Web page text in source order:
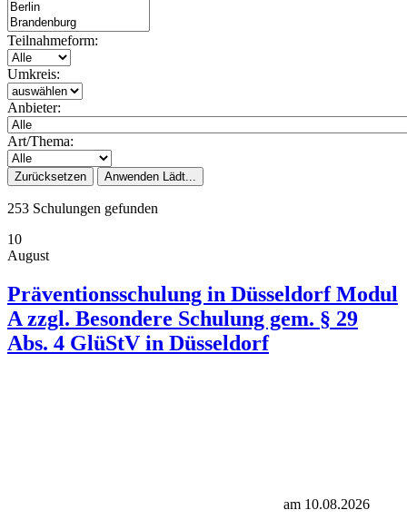
Teilnahmeform:
Umkreis:
Anbieter:
Art/Thema:
Zurücksetzen Anwenden Lädt...
253 Schulungen gefunden
10
August
Präventionsschulung in Düsseldorf Modul
A zzgl. Besondere Schulung gem. § 29
Abs. 4 GlüStV in Düsseldorf
am 10.08.2026